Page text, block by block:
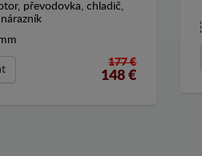
převodovka, chladič,
177 €
148 €